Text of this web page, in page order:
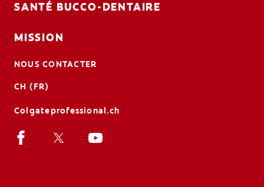
SANTÉ BUCCO-DENTAIRE
MISSION
NOUS CONTACTER
CH (FR)
Colgateprofessional.ch